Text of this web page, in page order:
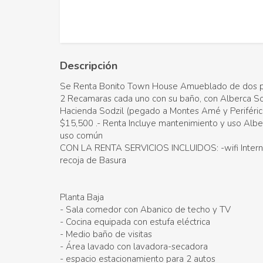
Descripción
Se Renta Bonito Town House Amueblado de dos
2 Recamaras cada uno con su baño, con Alberca
Hacienda Sodzil (pegado a Montes Amé y
$15,500 .- Renta Incluye mantenimiento y uso
uso común
CON LA RENTA SERVICIOS INCLUIDOS: -wifi
recoja de Basura
Planta Baja
- Sala comedor con Abanico de techo y TV
- Cocina equipada con estufa eléctrica
- Medio baño de visitas
- Área lavado con lavadora-secadora
- espacio estacionamiento para 2 autos